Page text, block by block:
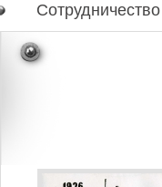
Сотрудничество